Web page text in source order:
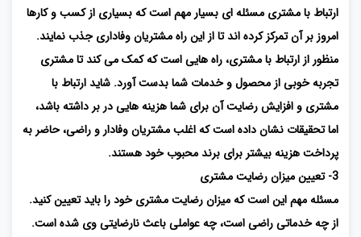
ارتباط با مشتری مسئله ای بسیار مهم است که بسیاری از کسب و کارها
امروز بر آن تمرکز کرده اند تا از این راه مشتریان وفاداری جذب نمایند.
منظور از ارتباط با مشتری، راه هایی است که کمک می کند تا مشتری
تجربه خوبی از محصول و خدمات شما بدست آورد. شاید ارتباط با
مشتری و افزایش رضایت آن برای شما هزینه هایی در بر داشته باشد،
اما تحقیقات نشان داده است که اغلب مشتریان وفادار و راضی، حاضر به
پرداخت هزینه بیشتر برای برند محبوب خود هستند.
3- تعیین میزان رضایت مشتری
مسئله مهم این است که میزان رضایت مشتری خود را باید تعیین کنید.
از چه خدماتی راضی است، چه عواملی باعث نارضایتی وی شده است.